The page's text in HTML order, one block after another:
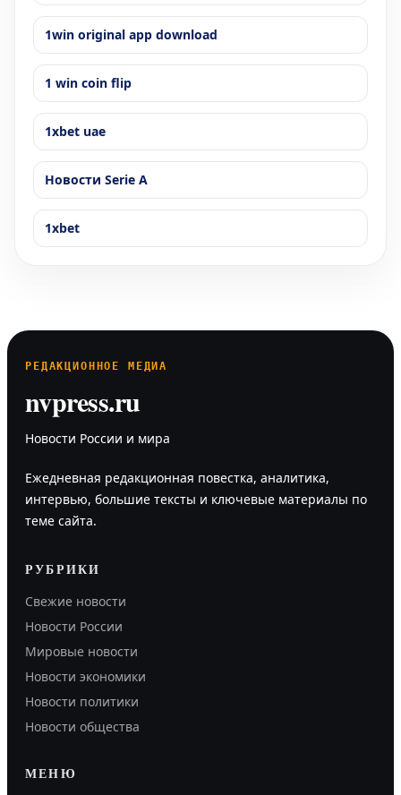
1win original app download
1 win coin flip
1xbet uae
Новости Serie A
1xbet
РЕДАКЦИОННОЕ МЕДИА
nvpress.ru
Новости России и мира
Ежедневная редакционная повестка, аналитика,
интервью, большие тексты и ключевые материалы по
теме сайта.
РУБРИКИ
Свежие новости
Новости России
Мировые новости
Новости экономики
Новости политики
Новости общества
МЕНЮ